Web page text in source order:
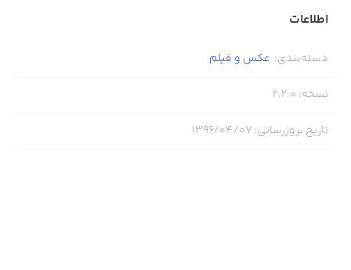
اطلاعات
دسته‌بندی: عکس و فیلم
نسخه:
2.2.0
تاریخ بروزرسانی:۱۳۹۶/۰۴/۰۷